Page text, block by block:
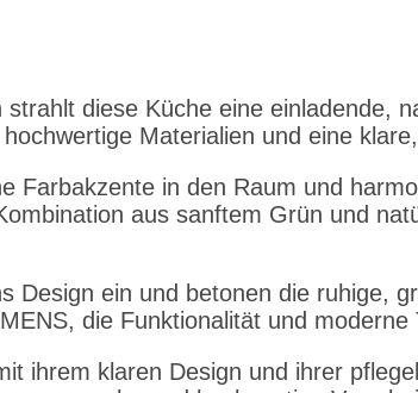
diese Küche eine einladende,
Materialien und eine
Farbakzente in den Raum und
aus sanftem Grün und
Design ein und betonen die ruhige,
die Funktionalität und moderne
ihrem klaren Design und ihrer